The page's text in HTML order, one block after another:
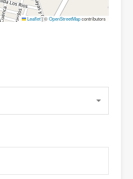
Leaflet|©OpenStreetMapcontributors